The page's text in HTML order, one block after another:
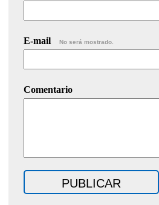
E-mail No será mostrado.
Comentario